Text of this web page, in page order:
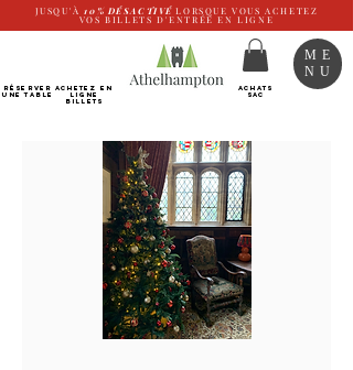
JUSQU'À 10% DÉSACTIVÉ LORSQUE VOUS ACHETEZ
VOS BILLETS D'ENTRÉE EN LIGNE
RÉSERVER
UNE TABLE
Achetez EN
LIGNE
Billets
ACHATS
SAC
ME
NU